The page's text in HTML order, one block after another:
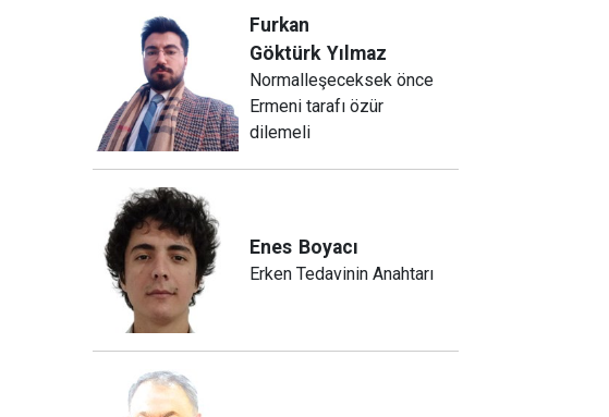
Furkan
Göktürk Yılmaz
Normalleşeceksek önce
Ermeni tarafı özür
dilemeli
Enes Boyacı
Erken Tedavinin Anahtarı